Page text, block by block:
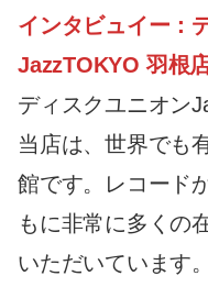
インタビュイー：
JazzTOKYO 羽根
ディスクユニオン
当店は、世界でも
館です。レコード
もに非常に多くの
いただいています。